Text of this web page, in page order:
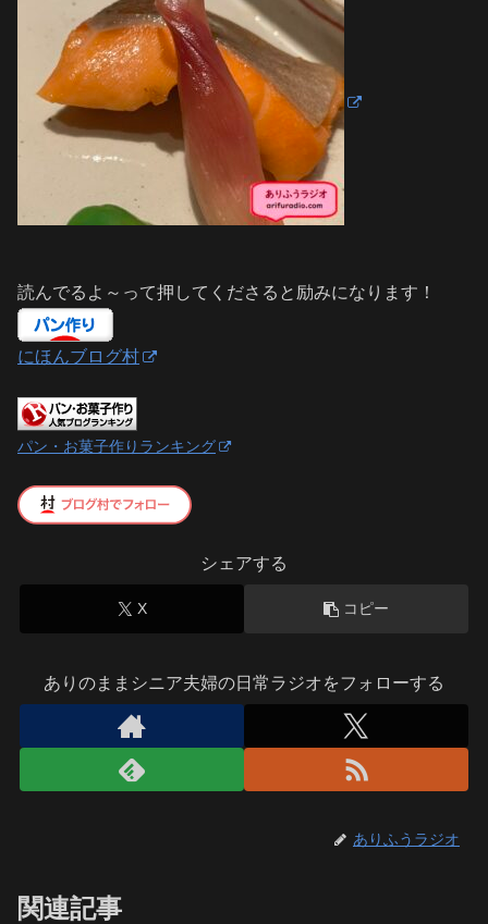
読んでるよ～って押してくださると励みになります！
にほんブログ村
パン・お菓子作りランキング
シェアする
X コピー
ありのままシニア夫婦の日常ラジオをフォローする
ありふうラジオ
関連記事